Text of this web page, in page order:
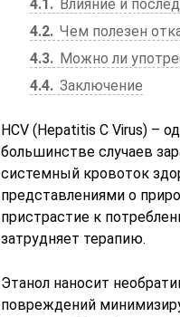
4.1
Влияние и
4.2 Чем полезен
4.3
Можно ли
4.4 Заключение
HCV (Hepatitis C Virus) –
большинстве случаев
системный кровоток
представлениями о
пристрастие к
затрудняет терапию.
Этанол наносит
повреждений